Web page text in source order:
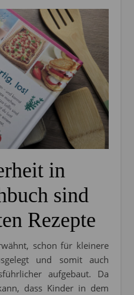
in
sind
Rezepte
schon für kleinere
und somit auch
aufgebaut. Da
dass Kinder in dem